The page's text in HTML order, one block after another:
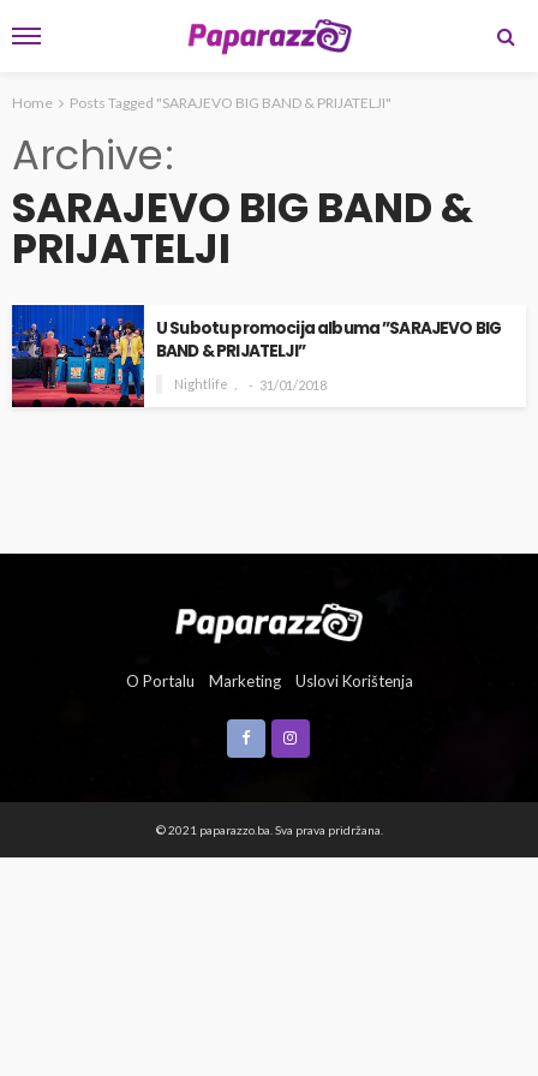
Home Posts Tagged "SARAJEVO BIG BAND & PRIJATELJI"
Archive
SARAJEVO BIG BAND &
PRIJATELJI
U Subotu promocija albuma ”SARAJEVO BIG
BAND & PRIJATELJI”
Nightlife 31/01/2018
O Portalu Marketing Uslovi Korištenja
© 2021 paparazzo.ba. Sva prava pridržana.